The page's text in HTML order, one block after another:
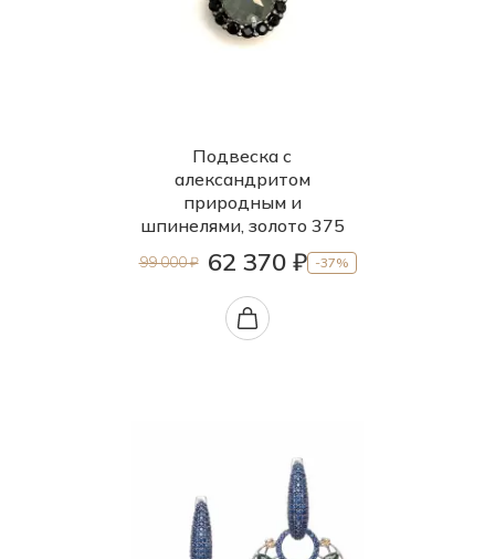
Подвеска с
александритом
природным и
шпинелями, золото 375
99 000 ₽ 62 370 ₽ -37%